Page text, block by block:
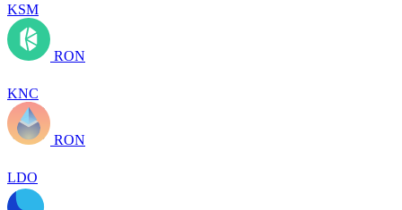
KSM
RON
KNC
RON
LDO